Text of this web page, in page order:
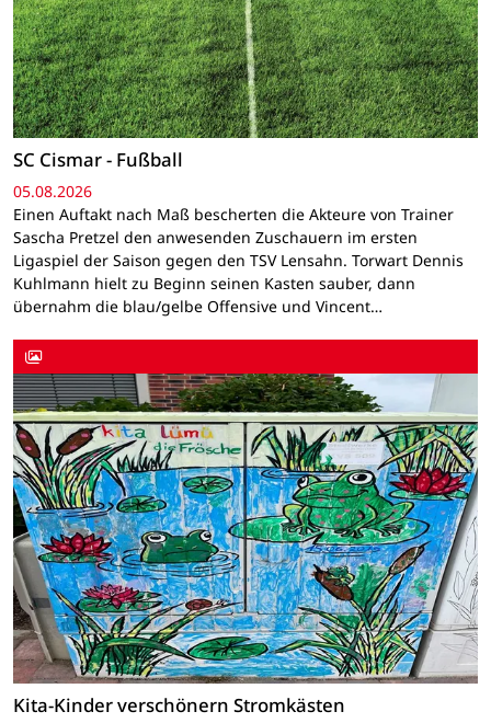
SC Cismar - Fußball
05.08.2026
Einen Auftakt nach Maß bescherten die Akteure von Trainer
Sascha Pretzel den anwesenden Zuschauern im ersten
Ligaspiel der Saison gegen den TSV Lensahn. Torwart Dennis
Kuhlmann hielt zu Beginn seinen Kasten sauber, dann
übernahm die blau/gelbe Offensive und Vincent…
Kita-Kinder verschönern Stromkästen